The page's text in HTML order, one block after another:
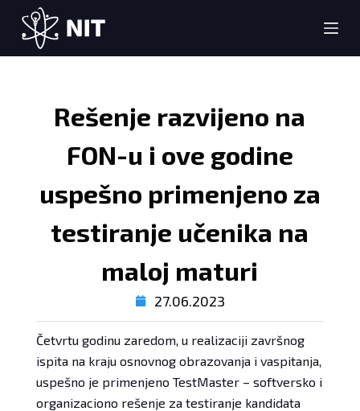
S
k
i
Rešenje razvijeno na
FON-u i ove godine
uspešno primenjeno za
testiranje učenika na
maloj maturi
27.06.2023
Četvrtu godinu zaredom, u realizaciji završnog
ispita na kraju osnovnog obrazovanja i vaspitanja,
uspešno je primenjeno TestMaster – softversko i
organizaciono rešenje za testiranje kandidata